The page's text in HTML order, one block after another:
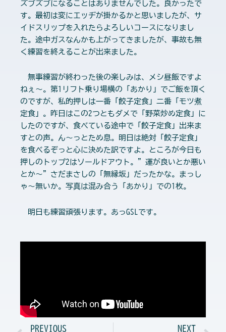
ズブズブになることはありませんでした。良かったで
す。最初は変にエッヂが掛かるかと思いましたが、サ
イドスリップを入れたらよろしいコースになりまし
た。途中ガスなんかも上がってきましたが、事故も無
く練習を終えることが出来ました。
無事練習が終わった後の楽しみは、メシ昼飯ですよ
ねぇ～。第1リフト乗り場横の「あかり」でご飯を頂く
のですが、私的押しは一番「餃子定食」二番「モツ煮
定食」。昨日はこの2つともダメで「野菜炒め定食」に
したのですが、食べている途中で「餃子定食」出来ま
すとの声。ん～っとため息。明日は絶対「餃子定食」
を食べるぞっと心に決めた訳ですよ。ところが今日も
押しのトップ2はソールドアウト。”運が良いとか悪い
とか～”さだまさしの「無縁坂」だったかな。まっし
ゃ～無いか。写真は混み合う「あかり」での1枚。
明日も練習頑張ります。あっGSLです。
Prev
PREVIOUS
NEXT